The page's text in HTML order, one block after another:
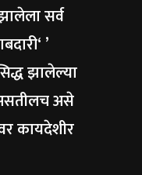
सर्व
’
झालेल्या
असे
कायदेशीर